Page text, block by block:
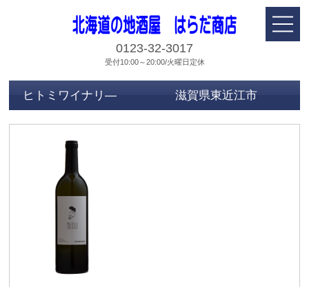
0123-32-3017
受付10:00～20:00/火曜日定休
ヒトミワイナリ― 滋賀県東近江市